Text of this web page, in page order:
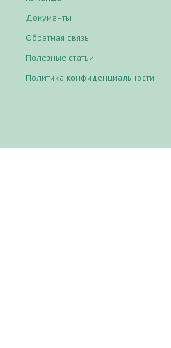
Документы
Обратная связь
Полезные статьи
Политика конфиденциальности